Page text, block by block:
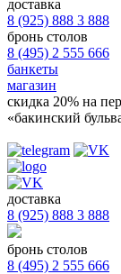
доставка
8 (925) 888 3 888
бронь столов
8 (495) 2 555 666
банкеты
магазин
скидка 20% на
«бакинский
доставка
8 (925) 888 3 888
бронь столов
8 (495) 2 555 666